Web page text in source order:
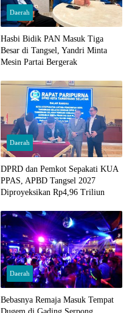
Daerah
Hasbi Bidik PAN Masuk Tiga
Besar di Tangsel, Yandri Minta
Mesin Partai Bergerak
Daerah
DPRD dan Pemkot Sepakati KUA
PPAS, APBD Tangsel 2027
Diproyeksikan Rp4,96 Triliun
Daerah
Bebasnya Remaja Masuk Tempat